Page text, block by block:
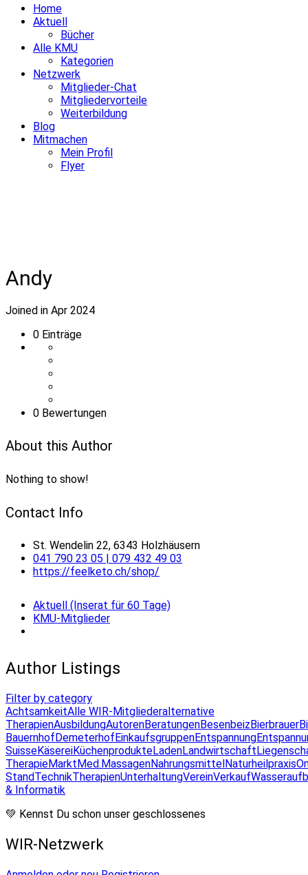
Home
Aktuell
Bücher
Alle KMU
Kategorien
Netzwerk
Mitglieder-Chat
Mitgliedervorteile
Weiterbildung
Blog
Mitmachen
Mein Profil
Flyer
Andy
Joined in Apr 2024
0 Einträge
0 Bewertungen
About this Author
Nothing to show!
Contact Info
St. Wendelin 22, 6343 Holzhäusern
041 790 23 05 | 079 432 49 03
https://feelketo.ch/shop/
Aktuell (Inserat für 60 Tage)
KMU-Mitglieder
Author Listings
Filter by category
AchtsamkeitAlle WIR-Mitgliederalternative
TherapienAusbildungAutorenBeratungenBesenbeizBierbrauer
BauernhofDemeterhofEinkaufsgruppenEntspannung
SuisseKäsereiKüchenprodukteLadenLandwirtschaft
TherapieMarktMed.MassagenNahrungsmittelNaturheilpraxis
StandTechnikTherapienUnterhaltungVereinVerkauf
& Informatik
💚 Kennst Du schon unser geschlossenes
WIR-Netzwerk